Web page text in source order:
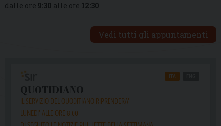
dalle ore 9:30 alle ore 12:30
Vedi tutti gli appuntamenti